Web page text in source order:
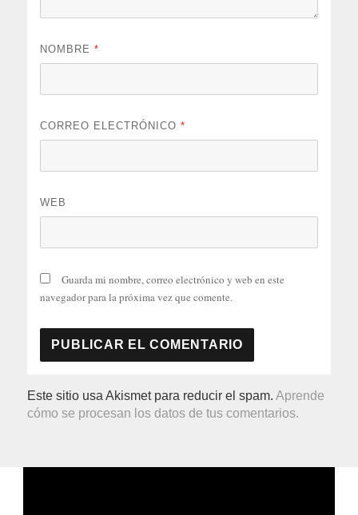
NOMBRE*
CORREO ELECTRÓNICO*
WEB
Guarda mi nombre, correo electrónico y web en este
navegador para la próxima vez que comente.
Este sitio usa Akismet para reducir el spam.Aprende
cómo se procesan los datos de tus comentarios.